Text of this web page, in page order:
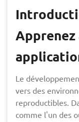
Apprenez
Le
vers des
reproductibles.
comme l'un des